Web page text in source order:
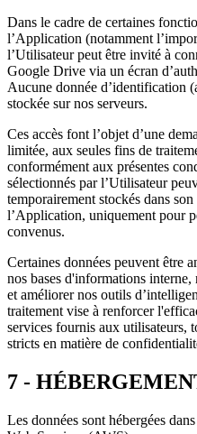
Dans le cadre de certaines
l’Application (notamment
l’Utilisateur peut être invité à
Google Drive via un écran
Aucune donnée d’identification
stockée sur nos serveurs.
Ces accès font l’objet d’une
limitée, aux seules fins de
conformément aux présentes
sélectionnés par l’Utilisateur
temporairement stockés dans
l’Application, uniquement pour
convenus.
Certaines données peuvent être
nos bases d'informations
et améliorer nos outils
traitement vise à renforcer
services fournis aux utilisateurs,
stricts en matière de
7 -
Les données sont hébergées